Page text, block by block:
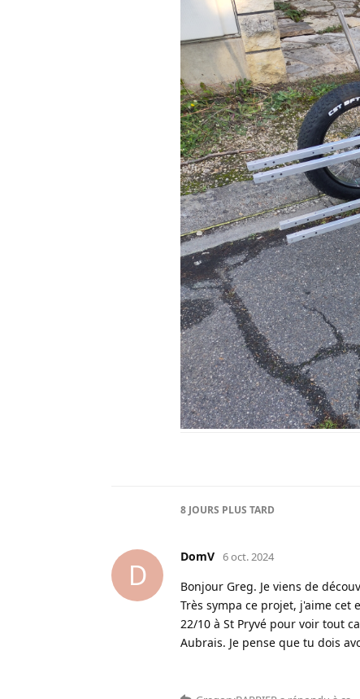
8 JOURS PLUS TARD
D
DomV 6 oct. 2024
Bonjour Greg. Je viens de
Très sympa ce projet, j'aime
22/10 à St Pryvé pour voir tout
Aubrais. Je pense que tu dois